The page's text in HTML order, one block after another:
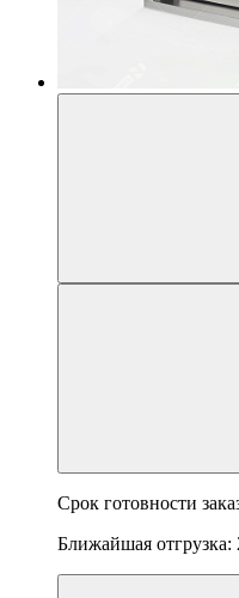
Срок готовности
Ближайшая отгрузка: